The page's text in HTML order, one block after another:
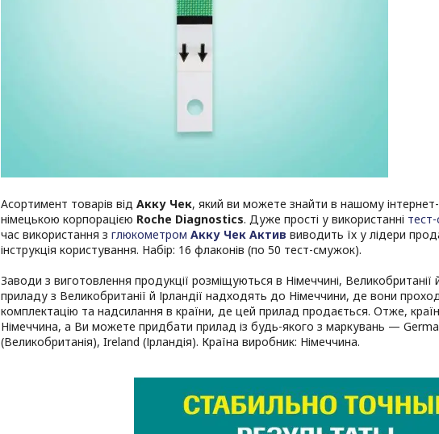
Асортимент товарів від Акку Чек, який ви можете знайти в нашому
німецькою корпорацією Roche Diagnostics. Дуже прості у використанні
час використання з глюкометром Акку Чек Актив виводить їх у лідери
інструкція користування. Набір: 16 флаконів (по 50 тест-смужок).
Заводи з виготовлення продукції розміщуються в Німеччині, Великобританії
приладу з Великобританії й Ірландії надходять до Німеччини, де вони
комплектацію та надсилання в країни, де цей прилад продається. Отже,
Німеччина, а Ви можете придбати прилад із будь-якого з маркувань —
(Великобританія), Ireland (Ірландія). Країна виробник: Німеччина.